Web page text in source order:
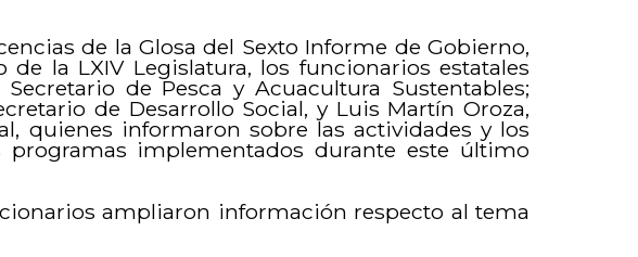
de la Glosa del Sexto Informe de Gobierno,
de la LXIV Legislatura, los funcionarios estatales
de Pesca y Acuacultura Sustentables;
de Desarrollo Social, y Luis Martín Oroza,
quienes informaron sobre las actividades y los
programas implementados durante este último
ampliaron información respecto al tema